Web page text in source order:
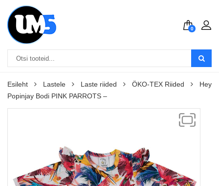
0
Esileht Lastele Laste riided ÖKO-TEX Riided
Hey
Popinjay Bodi PINK PARROTS –